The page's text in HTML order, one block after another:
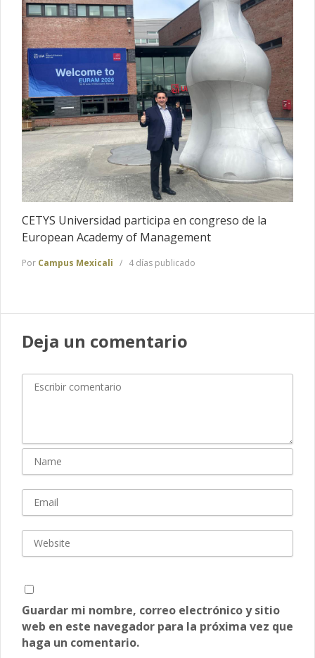
CETYS Universidad participa en congreso de la
European Academy of Management
Por Campus Mexicali 4 días publicado
Deja un comentario
Guardar mi nombre, correo electrónico y sitio
web en este navegador para la próxima vez que
haga un comentario.